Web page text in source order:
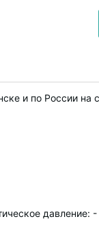
и по России на